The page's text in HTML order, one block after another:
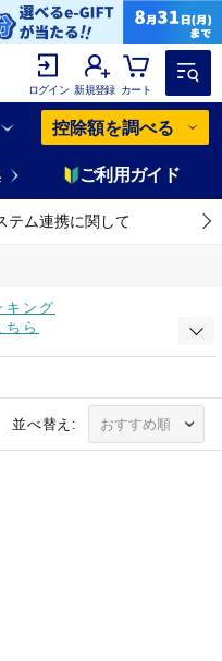
ログイン 新規登録 カート
控除額を調べる
ご利用ガイド
テム連携に関して
キング
ちら
並べ替え: